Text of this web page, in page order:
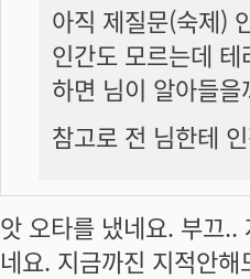
아직 제질문(숙제)
인간도 모르는데
하면 님이 알아들을
참고로 전 님한테
앗 오타를 냈네요. 부끄
네요. 지금까진 지적안